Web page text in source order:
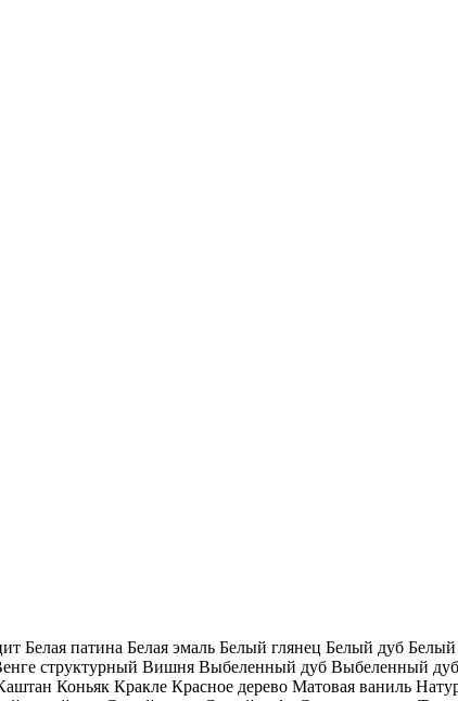
Белая патина Белая эмаль Белый глянец Белый дуб Белый
структурный Вишня Выбеленный дуб Выбеленный дуб
Коньяк Кракле Красное дерево Матовая ваниль